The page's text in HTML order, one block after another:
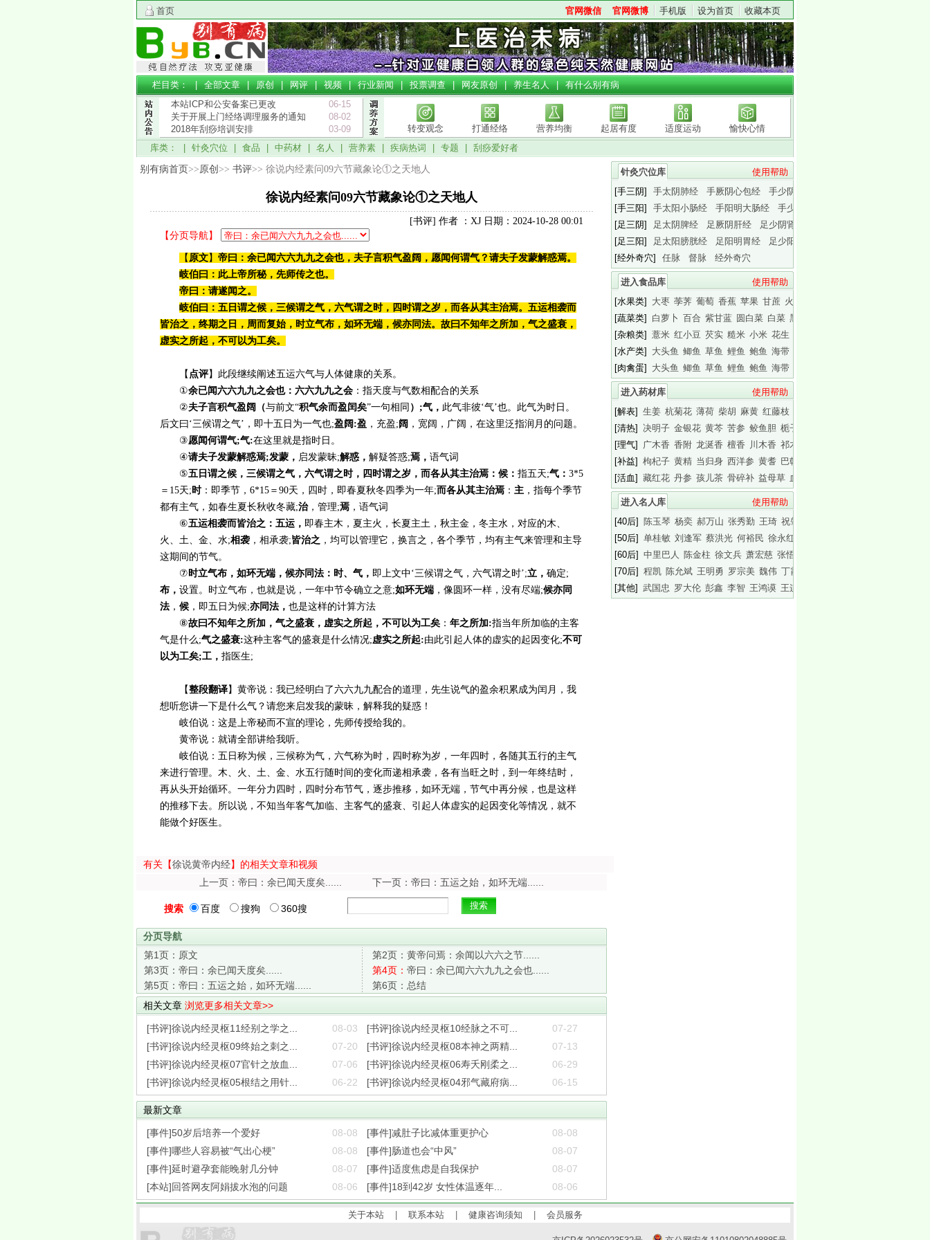
首页 官网微信 官网微博 手机版 设为首页 收藏本页
栏目类： |全部文章|原创|网评|视频|行业新闻|投票调查|网友原创|养生名人|有什么别有病
本站ICP和公安备案已更改
06-15
关于开展上门经络调理服务的通知
08-02
2018年刮痧培训安排
03-09 转变观念 打通经络 营养均衡 起居有度 适度运动
愉快心情
库类： | 针灸穴位 食品 中药材 名人 营养素 疾病热词 专题 刮痧爱好者
别有病首页>>原创 >> 书评>> 徐说内经素问09六节藏象论①之天地人
徐说内经素问09六节藏象论①之天地人
[书评] 作者 ：XJ 日期：2024-10-28 00:01
【分页导航】
【 原文】 帝曰：余已闻六六九九之会也，夫子言积气盈阔，愿闻何谓气？请夫子发蒙解惑焉。
岐伯曰：此上帝所秘，先师传之也。
帝曰：请遂闻之。
岐伯曰：五日谓之候，三候谓之气，六气谓之时，四时谓之岁，而各从其主治焉。五运相袭而
皆治之，终期之日，周而复始，时立气布，如环无端，候亦同法。故曰不知年之所加，气之盛衰，
虚实之所起，不可以为工矣。
【 点评】此段继续阐述五运六气与人体健康的关系。
①余已闻六六九九之会也：六六九九之会 ：指天度与气数相配合的关系
②夫子言积气盈阔（与前文“积气余而盈闰矣”一句相同 ）;气， 此气非彼‘气’也。此气为时日。
后文曰‘三候谓之气’，即十五日为一气也;盈阔:盈 ，充盈; 阔 ，宽阔，广阔，在这里泛指润月的问题。
③愿闻何谓气;气:在这里就是指时日。
④请夫子发蒙解惑焉;发蒙， 启发蒙昧;解惑， 解疑答惑;焉， 语气词
⑤五日谓之候，三候谓之气，六气谓之时，四时谓之岁，而各从其主治焉：候： 指五天;气： 3*5
＝15天;时：即季节，6*15＝90天，四时，即春夏秋冬四季为一年;而各从其主治焉 ： 主 ，指每个季节
都有主气，如春生夏长秋收冬藏;治，管理;焉 ，语气词
⑥五运相袭而皆治之：五运， 即春主木，夏主火，长夏主土，秋主金，冬主水，对应的木、
火、土、金、水;相袭，相承袭;皆治之 ，均可以管理它，换言之，各个季节，均有主气来管理和主导
这期间的节气。
⑦时立气布，如环无端，候亦同法：时、气， 即上文中‘三候谓之气，六气谓之时’;立， 确定;
布， 设置。时立气布，也就是说，一年中节令确立之意;如环无端 ，像圆环一样，没有尽端;候亦同
法 ， 候 ，即五日为候;亦同法， 也是这样的计算方法
⑧故曰不知年之所加，气之盛衰，虚实之所起，不可以为工矣 ： 年之所加:指当年所加临的主客
气是什么;气之盛衰:这种主客气的盛衰是什么情况;虚实之所起:由此引起人体的虚实的起因变化;不可
以为工矣;工， 指医生;
【整段翻译】黄帝说：我已经明白了六六九九配合的道理，先生说气的盈余积累成为闰月，我
想听您讲一下是什么气？请您来启发我的蒙昧，解释我的疑惑！
岐伯说：这是上帝秘而不宣的理论，先师传授给我的。
黄帝说：就请全部讲给我听。
岐伯说：五日称为候，三候称为气，六气称为时，四时称为岁，一年四时，各随其五行的主气
来进行管理。木、火、土、金、水五行随时间的变化而递相承袭，各有当旺之时，到一年终结时，
再从头开始循环。一年分力四时，四时分布节气，逐步推移，如环无端，节气中再分候，也是这样
的推移下去。所以说，不知当年客气加临、主客气的盛衰、引起人体虚实的起因变化等情况，就不
能做个好医生。
有关【徐说黄帝内经】的相关文章和视频
上一页：帝曰：余已闻天度矣......
下一页：帝曰：五运之始，如环无端......
搜索 百度 搜狗 360搜
分页导航
第1页： 原文 第2页： 黄帝问焉：余闻以六六之节......
第3页： 帝曰：余已闻天度矣...... 第4页： 帝曰：余已闻六六九九之会也......
第5页： 帝曰：五运之始，如环无端...... 第6页： 总结
相关文章 浏览更多相关文章>>
[书评]徐说内经灵枢11经别之学之... 08-03 [书评]徐说内经灵枢10经脉之不可...
07-27
[书评]徐说内经灵枢09终始之刺之...
07-20 [书评]徐说内经灵枢08本神之两精...
07-13
[书评]徐说内经灵枢07官针之放血...
07-06 [书评]徐说内经灵枢06寿夭刚柔之...
06-29
[书评]徐说内经灵枢05根结之用针...
06-22 [书评]徐说内经灵枢04邪气藏府病... 06-15
最新文章
[事件]50岁后培养一个爱好 08-08 [事件]减肚子比减体重更护心
08-08
[事件]哪些人容易被“气出心梗”
08-08 [事件]肠道也会“中风”
08-07
[事件]延时避孕套能晚射几分钟
08-07 [事件]适度焦虑是自我保护
08-07
[本站]回答网友阿娟拔水泡的问题
08-06 [事件]18到42岁 女性体温逐年... 08-06
针灸穴位库
使用帮助
[手三阴]
手太阴肺经 手厥阴心包经
手少阴心经
[手三阳]
手太阳小肠经 手阳明大肠经
手少阳三焦经
[足三阴]
足太阴脾经 足厥阴肝经
足少阴肾经
[足三阳]
足太阳膀胱经 足阳明胃经
足少阳胆经
[经外奇穴]
任脉 督脉 经外奇穴
进入食品库
使用帮助
[水果类]
大枣 荸荠 葡萄 香蕉 苹果 甘蔗 火龙果
[蔬菜类]
白萝卜 百合 紫甘蓝 圆白菜 白菜 黑木耳
[杂粮类] 薏米 红小豆 芡实 糙米 小米 花生
[水产类]
大头鱼 鲫鱼 草鱼 鲤鱼 鲍鱼 海带
[肉禽蛋]
大头鱼 鲫鱼 草鱼 鲤鱼 鲍鱼 海带
进入药材库
使用帮助
[解表] 生姜 杭菊花 薄荷 柴胡 麻黄 红藤枝
[清热] 决明子 金银花 黄芩 苦参 鲛鱼胆 栀子
[理气]
广木香 香附 龙涎香 檀香 川木香 祁木香
[补益] 枸杞子 黄精 当归身 西洋参 黄耆 巴戟天
[活血] 藏红花 丹参 孩儿茶 骨碎补 益母草 血竭
进入名人库
使用帮助
[40后]
陈玉琴 杨奕 郝万山 张秀勤 王琦 祝肇刚
[50后] 单桂敏 刘逢军 蔡洪光 何裕民 徐永红
[60后] 中里巴人 陈金柱 徐文兵 萧宏慈 张悟本
[70后] 程凯 陈允斌 王明勇 罗宗美 魏伟 丁霞
[其他] 武国忠 罗大伦 彭鑫 李智 王鸿谟 王连清
关于本站| 联系本站| 健康咨询须知 会员服务